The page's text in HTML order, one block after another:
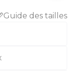
Guide des tailles